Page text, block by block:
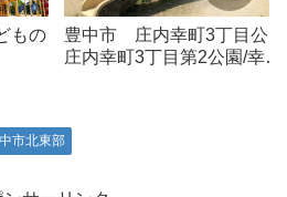
もの
豊中市 庄内幸町3丁目公
庄内幸町3丁目第2公園/幸町
市北東部